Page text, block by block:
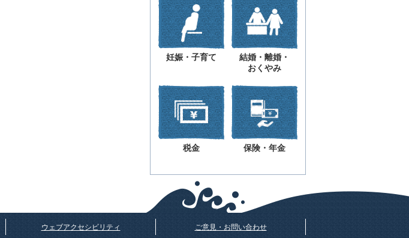
妊娠・子育て
結婚・離婚・
おくやみ
税金 保険・年金
ウェブアクセシビリティ ご意見・お問い合わせ